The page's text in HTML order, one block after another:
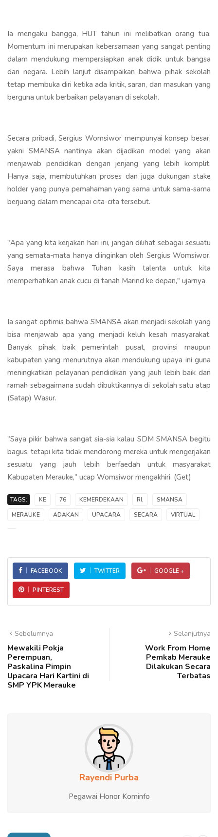
Ia mengaku bangga, HUT tahun ini melibatkan orang tua.
Momentum ini merupakan kebersamaan yang sangat penting
dalam mendukung mempersiapkan anak didik untuk bangsa
dan negara. Lebih lanjut disampaikan bahwa pihak sekolah
tetap membuka diri ketika ada kritik, saran, dan masukan yang
berguna untuk berbaikan pelayanan di sekolah.
Secara pribadi, Sergius Womsiwor mempunyai konsep besar,
yakni SMANSA nantinya akan dijadikan model yang akan
menjawab pendidikan dengan jenjang yang lebih komplit.
Hanya saja, membutuhkan proses dan juga dukungan stake
holder yang punya pemahaman yang sama untuk sama-sama
berjuang dalam mencapai cita-cita tersebut.
"Apa yang kita kerjakan hari ini, jangan dilihat sebagai sesuatu
yang semata-mata hanya diinginkan oleh Sergius Womsiwor.
Saya merasa bahwa Tuhan kasih talenta untuk kita
memperhatikan anak cucu di tanah Marind ke depan," ujarnya.
Ia sangat optimis bahwa SMANSA akan menjadi sekolah yang
bisa menjawab apa yang menjadi keluh kesah masyarakat.
Banyak pihak baik pemerintah pusat, provinsi maupun
kabupaten yang menurutnya akan mendukung upaya ini guna
meningkatkan pelayanan pendidikan yang jauh lebih baik dan
ramah sebagaimana sudah dibuktikannya di sekolah satu atap
(Satap) Wasur.
"Saya pikir bahwa sangat sia-sia kalau SDM SMANSA begitu
bagus, tetapi kita tidak mendorong mereka untuk mengerjakan
sesuatu yang jauh lebih berfaedah untuk masyarakat
Kabupaten Merauke," ucap Womsiwor mengakhiri. (Get)
TAGS: KE 76 KEMERDEKAAN RI,
SMANSA
MERAUKE
ADAKAN UPACARA SECARA VIRTUAL
FACEBOOK TWITTER GOOGLE +
PINTEREST
Sebelumnya
Mewakili Pokja
Perempuan,
Paskalina Pimpin
Upacara Hari Kartini di
SMP YPK Merauke
Selanjutnya
Work From Home
Pemkab Merauke
Dilakukan Secara
Terbatas
Rayendi Purba
Pegawai Honor Kominfo